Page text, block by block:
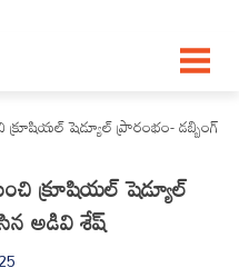
షెడ్యూల్ ప్రారంభం- డబ్బింగ్
క్రూషియల్ షెడ్యూల్
అడివి శేష్